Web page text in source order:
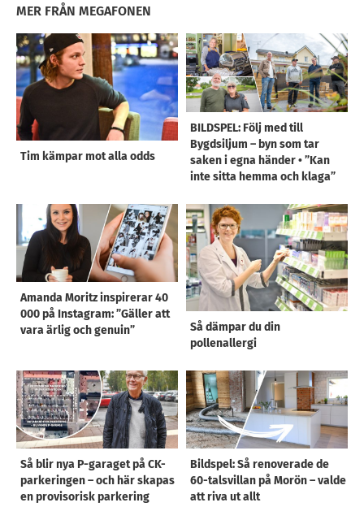
MER FRÅN MEGAFONEN
Tim kämpar mot alla odds
BILDSPEL: Följ med till
Bygdsiljum – byn som tar
saken i egna händer • ”Kan
inte sitta hemma och klaga”
Amanda Moritz inspirerar 40
000 på Instagram: ”Gäller att
vara ärlig och genuin”
Så dämpar du din
pollenallergi
Så blir nya P-garaget på CK-
parkeringen – och här skapas
en provisorisk parkering
Bildspel: Så renoverade de
60-talsvillan på Morön – valde
att riva ut allt